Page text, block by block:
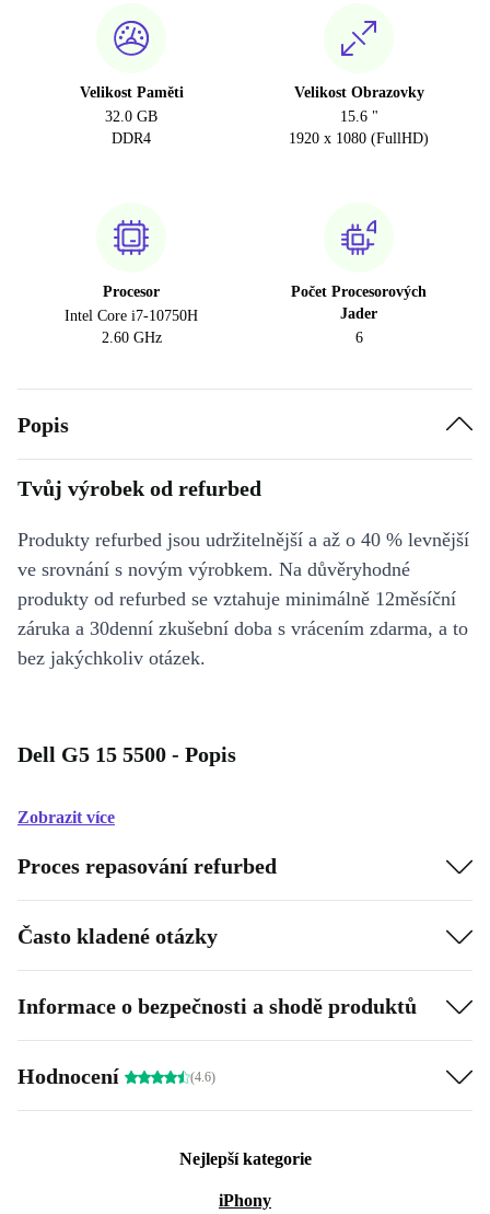
Velikost Paměti
32.0 GB
DDR4
Velikost Obrazovky
15.6 "
1920 x 1080 (FullHD)
Procesor
Intel Core i7-10750H
2.60 GHz
Počet Procesorových
Jader
6
Popis
Tvůj výrobek od refurbed
Produkty refurbed jsou udržitelnější a až o 40 % levnější
ve srovnání s novým výrobkem. Na důvěryhodné
produkty od refurbed se vztahuje minimálně 12měsíční
záruka a 30denní zkušební doba s vrácením zdarma, a to
bez jakýchkoliv otázek.
Dell G5 15 5500 - Popis
Zobrazit více
Proces repasování refurbed
Často kladené otázky
Informace o bezpečnosti a shodě produktů
Hodnocení (4.6)
Nejlepší kategorie
iPhony